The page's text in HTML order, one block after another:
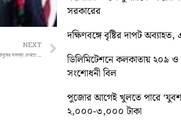
NEXT
সরকারের
দক্ষিণবঙ্গে বৃষ্টির দাপট
ডিলিমিটেশনে কলকাতায় ২০৯
সংশোধনী বিল
পুজোর আগেই খুলতে পারে
২,০০০-৩,০০০ টাকা